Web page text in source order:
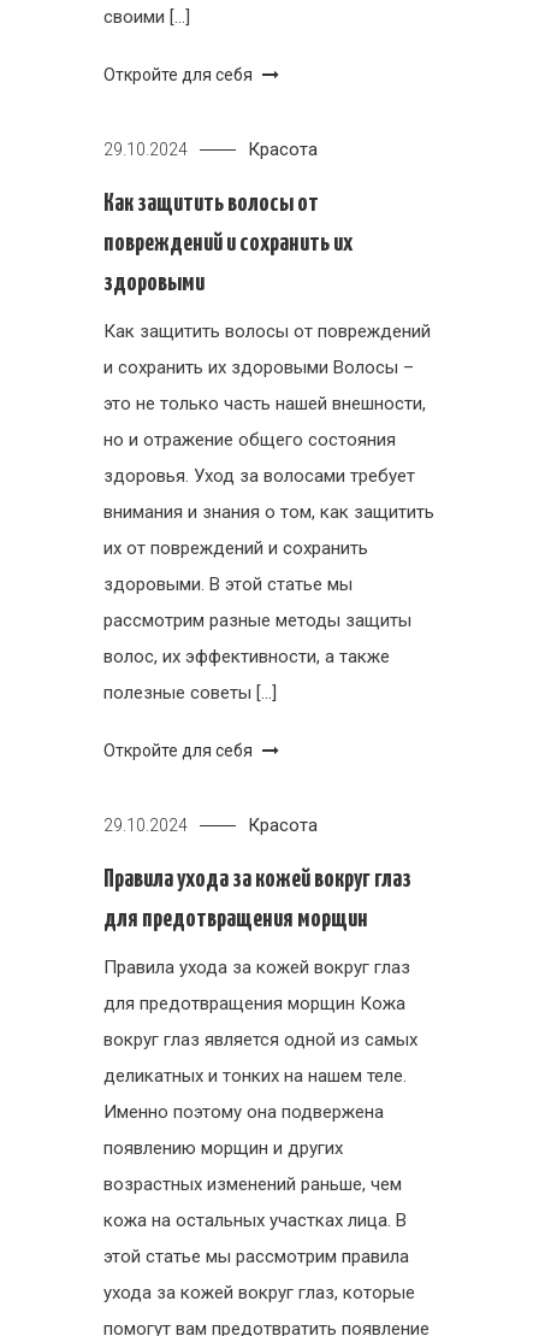
своими […]
Откройте для себя
29.10.2024 Красота
Как защитить волосы от
повреждений и сохранить их
здоровыми
Как защитить волосы от повреждений
и сохранить их здоровыми Волосы –
это не только часть нашей внешности,
но и отражение общего состояния
здоровья. Уход за волосами требует
внимания и знания о том, как защитить
их от повреждений и сохранить
здоровыми. В этой статье мы
рассмотрим разные методы защиты
волос, их эффективности, а также
полезные советы […]
Откройте для себя
29.10.2024 Красота
Правила ухода за кожей вокруг глаз
для предотвращения морщин
Правила ухода за кожей вокруг глаз
для предотвращения морщин Кожа
вокруг глаз является одной из самых
деликатных и тонких на нашем теле.
Именно поэтому она подвержена
появлению морщин и других
возрастных изменений раньше, чем
кожа на остальных участках лица. В
этой статье мы рассмотрим правила
ухода за кожей вокруг глаз, которые
помогут вам предотвратить появление